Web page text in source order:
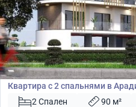
€236 000
Квартира
Квартира с 2 спальнями в
№ 498482 Спален 90 м²